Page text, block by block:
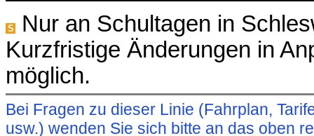
S
Nur an Schultagen in
Kurzfristige Änderungen in
möglich.
Bei Fragen zu dieser Linie (Fahrplan,
usw.) wenden Sie sich bitte an das oben